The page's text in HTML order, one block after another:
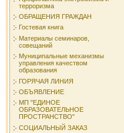
терроризма
ОБРАЩЕНИЯ ГРАЖДАН
Гостевая книга
Материалы семинаров,
совещаний
Муниципальные механизмы
управления качеством
образования
ГОРЯЧАЯ ЛИНИЯ
ОБЪЯВЛЕНИЕ
МП "ЕДИНОЕ
ОБРАЗОВАТЕЛЬНОЕ
ПРОСТРАНСТВО"
СОЦИАЛЬНЫЙ ЗАКАЗ